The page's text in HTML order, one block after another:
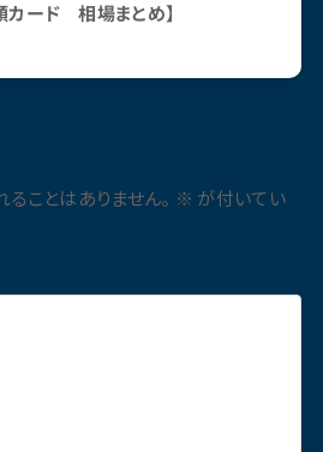
カード 相場まとめ】
ことはありません。 ※ が付いてい